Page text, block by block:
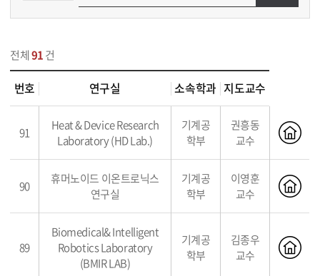
전체91건
번호 연구실 소속학과 지도교수
91
Heat & Device Research
Laboratory (HD Lab.)
기계공
학부
권흥동
교수
90
휴머노이드 이온트로닉스
연구실
기계공
학부
이영훈
교수
89
Biomedical& Intelligent
Robotics Laboratory
(BMIR LAB)
기계공
학부
김종우
교수